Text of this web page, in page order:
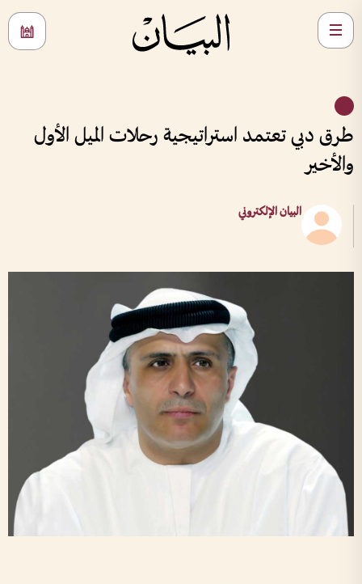
طرق دبي تعتمد استراتيجية رحلات الميل الأول
والأخير
البيان الإلكتروني